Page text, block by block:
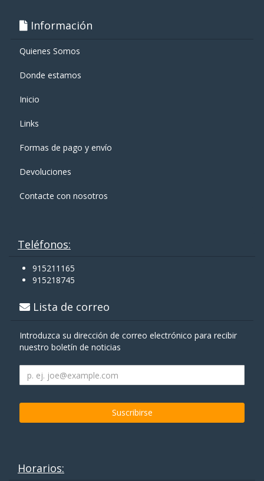
Información
Quienes Somos
Donde estamos
Inicio
Links
Formas de pago y enví­o
Devoluciones
Contacte con nosotros
Teléfonos:
915211165
915218745
Lista de correo
Introduzca su dirección de correo electrónico para recibir
nuestro boletín de noticias
Horarios: